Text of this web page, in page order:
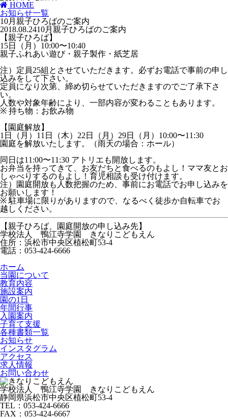
HOME
お知らせ一覧
10月親子ひろばのご案内
2018.08.2410月親子ひろばのご案内
【親子ひろば】
15日（月）10:00〜10:40
親子ふれあい遊び・親子製作・紙芝居
注）定員25組とさせていただきます。必ずお電話で事前の申し
込みをして下さい。
定員になり次第、締め切らせていただきますのでご了承下さ
い。
人数や対象年齢により、一部内容が変わることもあります。
※ 持ち物：お飲み物
【園庭解放】
1日（月）11日（木）22日（月）29日（月）10:00〜11:30
園庭を解放いたします。（雨天の場合：ホール）
同日は11:00〜11:30 アトリエも開放します。
お弁当を持ってきて、お友だちと食べるのもよし！ママ友とお
しゃべりするのもよし！育児相談も受け付けます。
注）園庭開放も人数把握のため、事前にお電話でお申し込みを
お願いします！
※ 駐車場に限りがありますので、なるべく徒歩か自転車でお
越しください。
【親子ひろば、園庭開放の申し込み先】
学校法人 鴨江寺学園 きなりこどもえん
住所：浜松市中央区植松町53-4
電話：053-424-6666
ホーム
当園について
教育内容
施設案内
園の1日
年間行事
入園案内
子育て支援
各種書類一覧
お知らせ
インスタグラム
アクセス
求人情報
お問い合わせ
学校法人 鴨江寺学園 きなりこどもえん
静岡県浜松市中央区植松町53-4
TEL：053-424-6666
FAX：053-424-6667